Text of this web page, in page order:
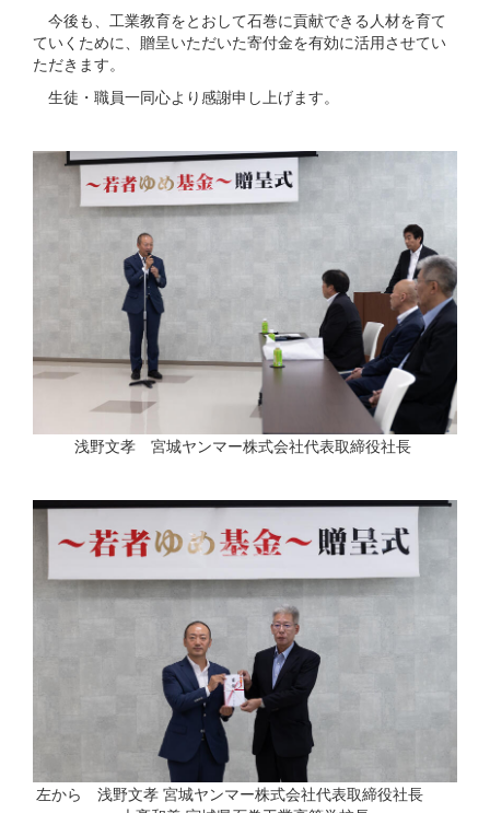
今後も、工業教育をとおして石巻に貢献できる人材を育て
ていくために、贈呈いただいた寄付金を有効に活用させてい
ただきます。
生徒・職員一同心より感謝申し上げます。
浅野文孝 宮城ヤンマー株式会社代表取締役社長
左から 浅野文孝 宮城ヤンマー株式会社代表取締役社長